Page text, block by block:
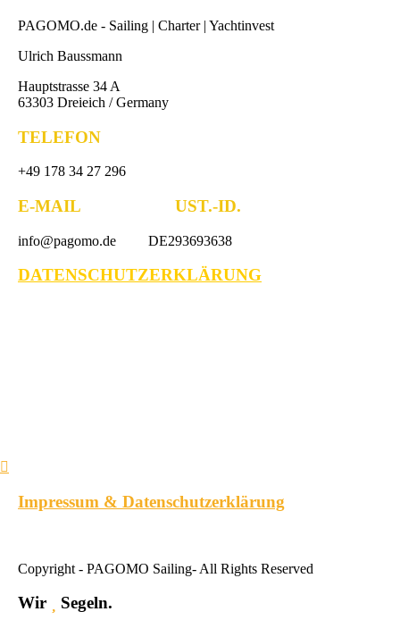
PAGOMO.de - Sailing | Charter | Yachtinvest
Ulrich Baussmann
Hauptstrasse 34 A
63303 Dreieich / Germany
TELEFON
+49 178 34 27 296
E-MAIL UST.-ID.
info@pagomo.de DE293693638
DATENSCHUTZERKLÄRUNG
Impressum & Datenschutzerklärung
Copyright - PAGOMO Sailing- All Rights Reserved
Wir Segeln.